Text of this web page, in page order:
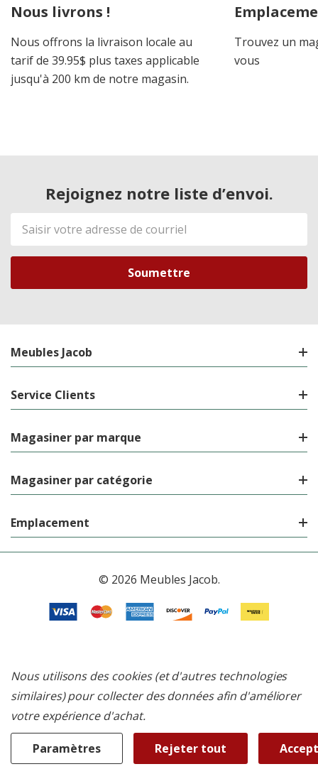
Nous livrons !
Nous offrons la livraison locale au
tarif de 39.95$ plus taxes applicable
jusqu'à 200 km de notre magasin.
Trouvez un
vous
Rejoignez notre liste d’envoi.
Adresse
de
courriel
Meubles Jacob
Service Clients
Magasiner par marque
Magasiner par catégorie
Emplacement
© 2026 Meubles Jacob.
Nous utilisons des cookies (et d'autres technologies
similaires) pour collecter des données afin d'améliorer
votre expérience d'achat.
Paramètres Rejeter tout